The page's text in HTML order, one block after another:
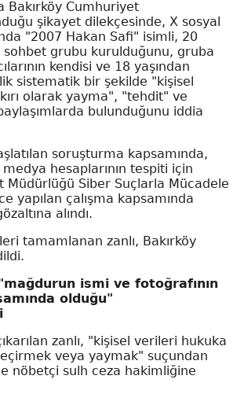
Bakırköy Cumhuriyet
şikayet dilekçesinde, X sosyal
"2007 Hakan Safi" isimli, 20
grubu kurulduğunu, gruba
kendisi ve 18 yaşından
sistematik bir şekilde "kişisel
olarak yayma", "tehdit" ve
bulunduğunu iddia
soruşturma kapsamında,
hesaplarının tespiti için
Müdürlüğü Siber Suçlarla Mücadele
yapılan çalışma kapsamında
alındı.
tamamlanan zanlı, Bakırköy
ismi ve fotoğrafının
olduğu"
zanlı, "kişisel verileri hukuka
veya yaymak" suçundan
nöbetçi sulh ceza hakimliğine